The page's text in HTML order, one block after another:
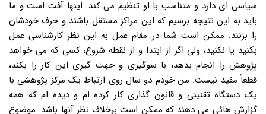
سیاسی ای دارد و متناسب با او تنظیم می کند. اینها آفت است و ما
باید به این نتیجه برسیم که این مراکز مستقل باشند و حرف خودشان
را بزنند. ممکن است شما در مقام عمل به این نظر کارشناسی عمل
بکنید یا نکنید، ولی اگر از ابتدا و از نقطه شروع، کسی که می خواهد
پژوهش را انجام بدهد، با سوگیری و جهت گیری این کار را بکند،
قطعاً مفید نیست. من خودم دو سال روی ارتباط یک مرکز پژوهشی با
یک دستگاه تقنینی و قانون گذاری کار کرده ام و دیده ام که همه
گزارش هائی می دهند که ممکن است برخلاف نظر آنها باشد. موضوع